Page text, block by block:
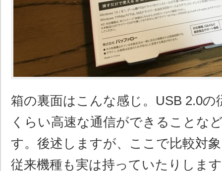
箱の裏面はこんな感じ。USB 2.0の
くらい高速な通信ができることな
す。後述しますが、ここで比較対
従来機種も実は持っていたりしま